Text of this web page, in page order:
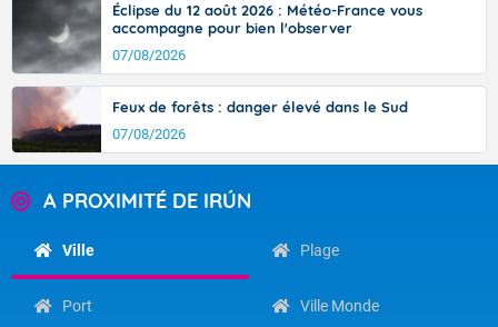
Éclipse du 12 août 2026 : Météo-France vous
accompagne pour bien l'observer
07/08/2026
Feux de forêts : danger élevé dans le Sud
07/08/2026
A PROXIMITÉ DE IRÚN
Ville Plage
Port Ville Monde